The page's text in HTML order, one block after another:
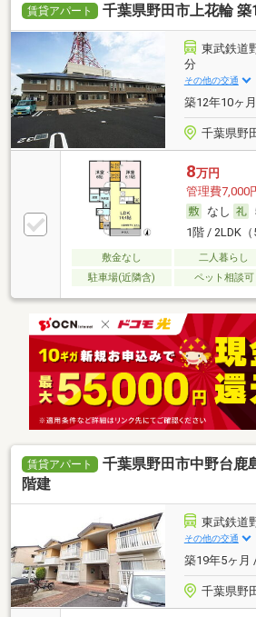
賃貸アパート 千葉県野田市上花輪
東武鉄道
分
その他の交通
築12年10ヶ
千葉県野
8万円
管理費7,000
なし
1階 / 2LDK（
敷金なし 二人暮らし
駐車場(近隣含)
ペット相談可
賃貸アパート
千葉県野田市中野台鹿
階建
東武鉄道
その他の交通
築19年5ヶ月
千葉県野